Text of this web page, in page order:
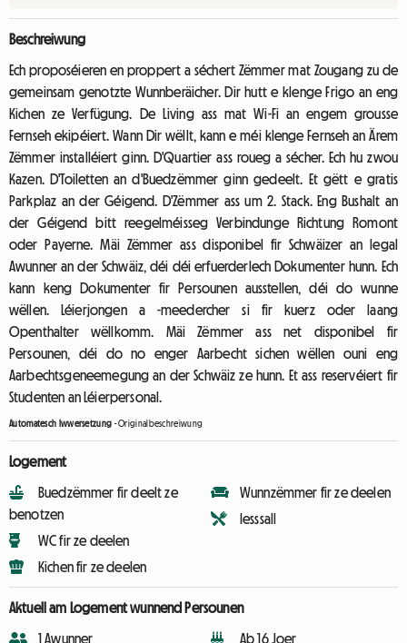
Beschreiwung
Ech proposéieren en proppert a séchert Zëmmer mat Zougang zu de
gemeinsam genotzte Wunnberäicher. Dir hutt e klenge Frigo an eng
Kichen ze Verfügung. De Living ass mat Wi-Fi an engem grousse
Fernseh ekipéiert. Wann Dir wëllt, kann e méi klenge Fernseh an Ärem
Zëmmer installéiert ginn. D'Quartier ass roueg a sécher. Ech hu zwou
Kazen. D'Toiletten an d'Buedzëmmer ginn gedeelt. Et gëtt e gratis
Parkplaz an der Géigend. D'Zëmmer ass um 2. Stack. Eng Bushalt an
der Géigend bitt reegelméisseg Verbindunge Richtung Romont
oder Payerne. Mäi Zëmmer ass disponibel fir Schwäizer an legal
Awunner an der Schwäiz, déi déi erfuerderlech Dokumenter hunn. Ech
kann keng Dokumenter fir Persounen ausstellen, déi do wunne
wëllen. Léierjongen a -meedercher si fir kuerz oder laang
Openthalter wëllkomm. Mäi Zëmmer ass net disponibel fir
Persounen, déi do no enger Aarbecht sichen wëllen ouni eng
Aarbechtsgeneemegung an der Schwäiz ze hunn. Et ass reservéiert fir
Studenten an Léierpersonal.
Automatesch Iwwersetzung -Originalbeschreiwung
Logement
Buedzëmmer fir deelt ze
benotzen
WC fir ze deelen
Kichen fir ze deelen
Wunnzëmmer fir ze deelen
Iesssall
Aktuell am Logement wunnend Persounen
1 Awunner Ab 16 Joer